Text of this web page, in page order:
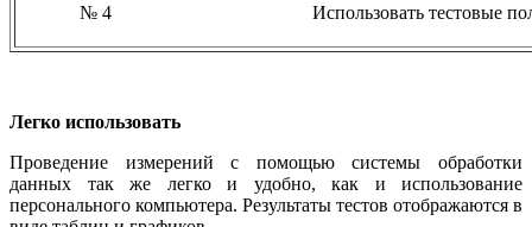
№ 4 Использовать тестовые
Легко использовать
Проведение измерений с помощью системы обработки
данных так же легко и удобно, как и использование
персонального компьютера. Результаты тестов отображаются в